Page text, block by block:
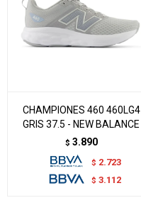
CHAMPIONES 460 460LG4
GRIS 37.5 - NEW BALANCE
$ 3.890
$ 2.723
$ 3.112